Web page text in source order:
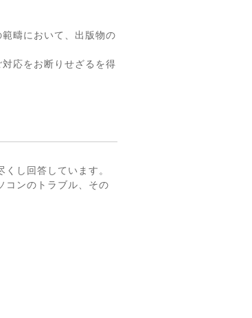
疇において、出版物の
応をお断りせざるを得
し回答しています。
コンのトラブル、その